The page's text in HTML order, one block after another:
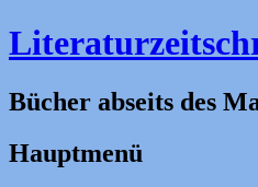
Bücher abseits des
Hauptmenü